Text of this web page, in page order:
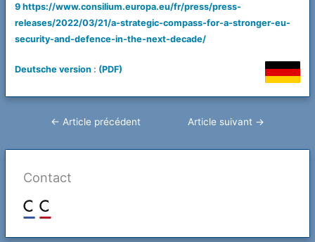
9 https://www.consilium.europa.eu/fr/press/press-
releases/2022/03/21/a-strategic-compass-for-a-stronger-eu-
security-and-defence-in-the-next-decade/
Deutsche version: (PDF)
Navigation
de
← Article précédent Article suivant →
Contact